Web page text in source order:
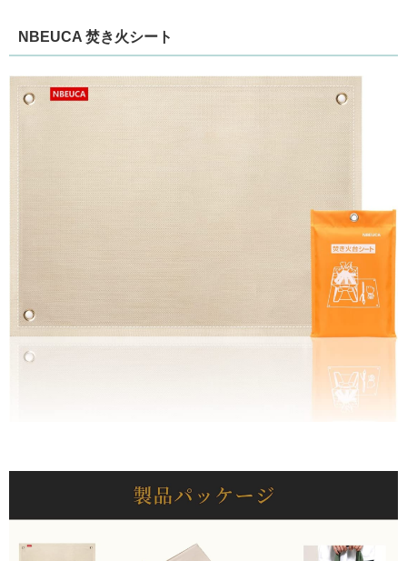
NBEUCA 焚き火シート